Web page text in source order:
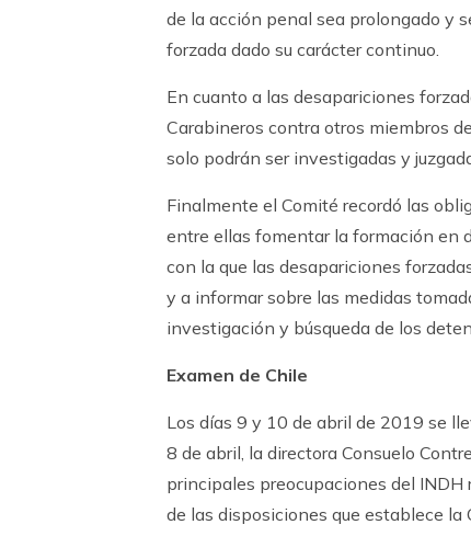
de la acción penal sea prolongado y
forzada dado su carácter continuo.
En cuanto a las desapariciones
Carabineros contra otros miembros
solo podrán ser investigadas y
Finalmente el Comité recordó las
entre ellas fomentar la formación en
con la que las desapariciones
y a informar sobre las medidas
investigación y búsqueda de los
Examen de Chile
Los días 9 y 10 de abril de 2019 se
8 de abril, la directora Consuelo
principales preocupaciones del
de las disposiciones que establece